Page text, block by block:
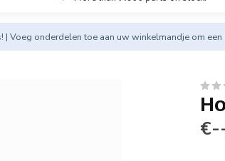
| Voeg onderdelen toe aan uw winkelmandje om een